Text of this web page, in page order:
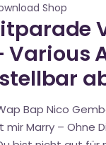
Shop
Various
Bap Nico
Marry – Ohne